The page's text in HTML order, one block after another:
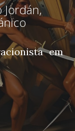
Jordán,
em